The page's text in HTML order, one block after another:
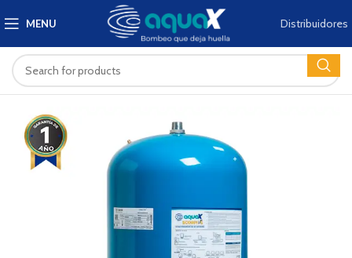
MENU Distribuidores